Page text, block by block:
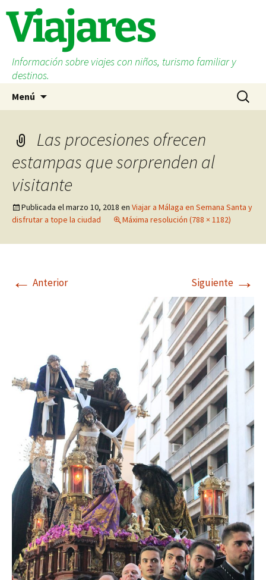
contenido
Viajares
Información sobre viajes con niños, turismo familiar y
destinos.
Menú Buscar:
Las procesiones ofrecen
estampas que sorprenden al
visitante
Publicada elmarzo 10, 2018 en Viajar a Málaga en Semana Santa y
disfrutar a tope la ciudad
Máxima resolución (788 × 1182)
← Anterior Siguiente →